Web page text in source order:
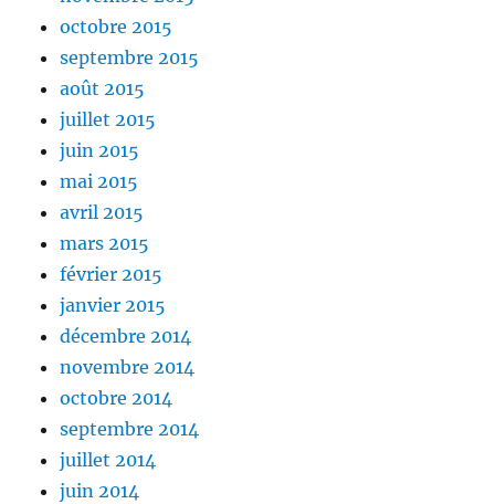
octobre 2015
septembre 2015
août 2015
juillet 2015
juin 2015
mai 2015
avril 2015
mars 2015
février 2015
janvier 2015
décembre 2014
novembre 2014
octobre 2014
septembre 2014
juillet 2014
juin 2014